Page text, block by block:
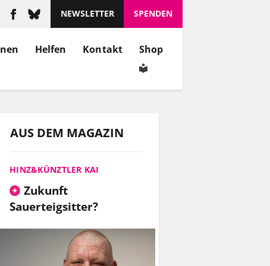
NEWSLETTER SPENDEN
Helfen Kontakt Shop
AUS DEM MAGAZIN
HINZ&KÜNZTLER KAI
Zukunft
Sauerteigsitter?